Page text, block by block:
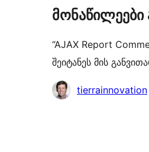
“AJAX Report
შეიტანეს მის
მონაწილეები
tierrainnovation